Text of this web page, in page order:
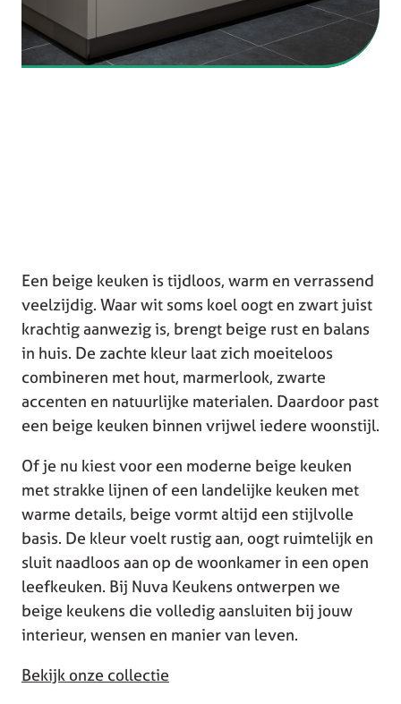
Een beige keuken is tijdloos, warm en verrassend
veelzijdig. Waar wit soms koel oogt en zwart juist
krachtig aanwezig is, brengt beige rust en balans
in huis. De zachte kleur laat zich moeiteloos
combineren met hout, marmerlook, zwarte
accenten en natuurlijke materialen. Daardoor past
een beige keuken binnen vrijwel iedere woonstijl.
Of je nu kiest voor een moderne beige keuken
met strakke lijnen of een landelijke keuken met
warme details, beige vormt altijd een stijlvolle
basis. De kleur voelt rustig aan, oogt ruimtelijk en
sluit naadloos aan op de woonkamer in een open
leefkeuken. Bij Nuva Keukens ontwerpen we
beige keukens die volledig aansluiten bij jouw
interieur, wensen en manier van leven.
Bekijk onze collectie